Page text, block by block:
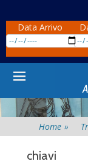
Data Arrivo
Primary
Menu
Skip
to
Home »
chiavi